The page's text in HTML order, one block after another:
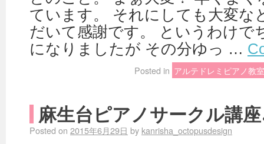
ています。 それにしても大変な
だいて感謝です。 というわけで
になりましたが その分ゆっ …
Posted in アルテドレミピアノ教室
麻生台ピアノサークル講
Posted on 2015年6月29日 by kanrisha_octopusdesign